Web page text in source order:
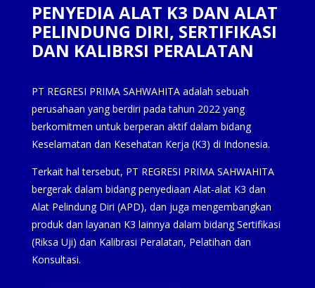
PENYEDIA ALAT K3 DAN ALAT
PELINDUNG DIRI, SERTIFIKASI
DAN KALIBRSI PERALATAN
PT REGRESI PRIMA SAHWAHITA adalah sebuah
perusahaan yang berdiri pada tahun 2022 yang
berkomitmen untuk berperan aktif dalam bidang
Keselamatan dan Kesehatan Kerja (K3) di Indonesia.
Terkait hal tersebut, PT REGRESI PRIMA SAHWAHITA
bergerak dalam bidang penyediaan Alat-alat K3 dan
Alat Pelindung Diri (APD), dan juga mengembangkan
produk dan layanan K3 lainnya dalam bidang Sertifikasi
(Riksa Uji) dan Kalibrasi Peralatan, Pelatihan dan
Konsultasi.